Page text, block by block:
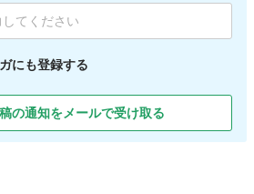
にも登録する
の通知をメールで受け取る